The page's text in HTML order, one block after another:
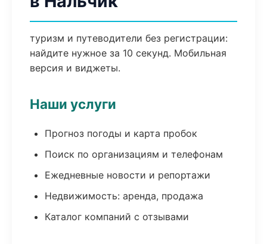
туризм и путеводители без регистрации:
найдите нужное за 10 секунд. Мобильная
версия и виджеты.
Наши услуги
Прогноз погоды и карта пробок
Поиск по организациям и телефонам
Ежедневные новости и репортажи
Недвижимость: аренда, продажа
Каталог компаний с отзывами